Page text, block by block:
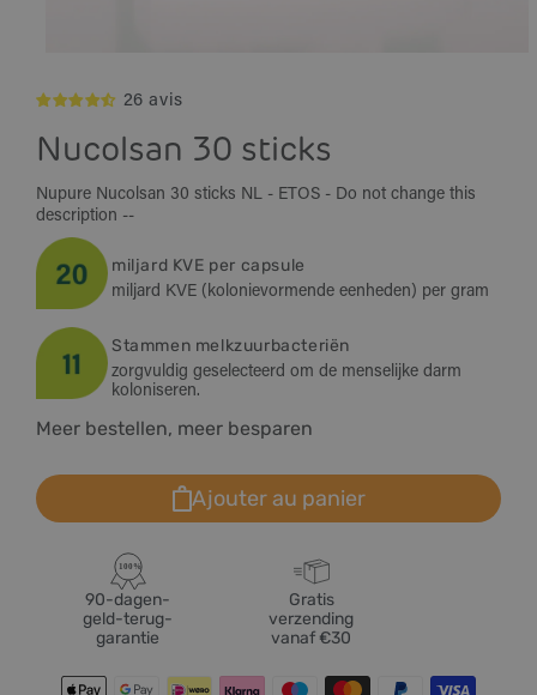
média
dans
une
modale
26 avis
Nucolsan 30 sticks
Nupure Nucolsan 30 sticks NL - ETOS - Do not change this
description --
miljard KVE per capsule
miljard KVE (kolonievormende eenheden) per gram
Stammen melkzuurbacteriën
zorgvuldig geselecteerd om de menselijke darm
koloniseren.
Meer bestellen, meer besparen
Ajouter au panier
100%
90-dagen-
geld-terug-
garantie
Gratis
verzending
vanaf €30
Moyens